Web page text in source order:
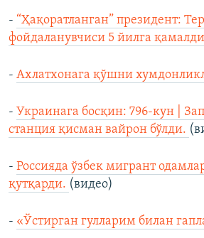
- “Ҳақоратланган” президент:
фойдаланувчиси 5 йилга
- Ахлатхонага қўшни
- Украинага босқин: 796-кун |
станция қисман вайрон бўлди.
- Россияда ўзбек мигрант
қутқарди. (видео)
- «Ўстирган гулларим билан